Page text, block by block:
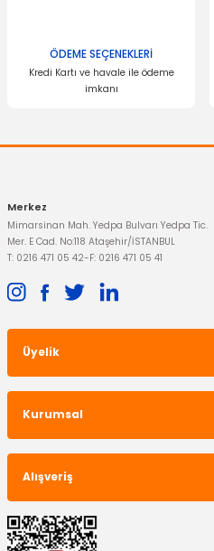
ÖDEME SEÇENEKLERİ
Kredi Kartı ve havale ile ödeme
imkanı
Merkez
Mimarsinan Mah. Yedpa Bulvarı Yedpa Tic.
Mer. E Cad. No:118 Ataşehir/İSTANBUL
T: 0216 471 05 42-F: 0216 471 05 41
Üyelik
Kurumsal
Alışveriş